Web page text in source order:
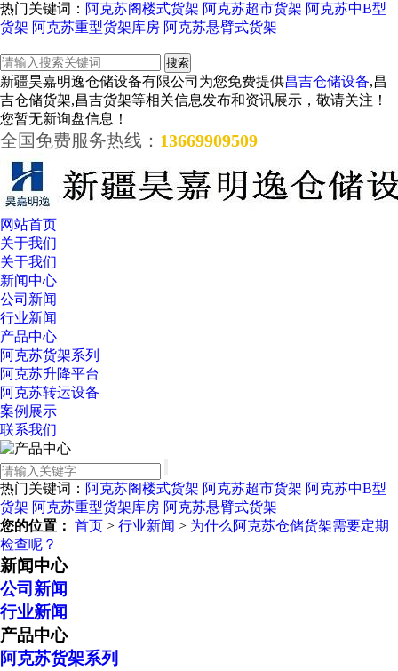
热门关键词： 阿克苏阁楼式货架 阿克苏超市货架 阿克苏中B型
货架 阿克苏重型货架库房 阿克苏悬臂式货架
新疆昊嘉明逸仓储设备有限公司为您免费提供昌吉仓储设备,昌
吉仓储货架,昌吉货架等相关信息发布和资讯展示，敬请关注！
您暂无新询盘信息！
全国免费服务热线： 13669909509
网站首页
关于我们
关于我们
新闻中心
公司新闻
行业新闻
产品中心
阿克苏货架系列
阿克苏升降平台
阿克苏转运设备
案例展示
联系我们
热门关键词： 阿克苏阁楼式货架 阿克苏超市货架 阿克苏中B型
货架 阿克苏重型货架库房 阿克苏悬臂式货架
您的位置： 首页 > 行业新闻 > 为什么阿克苏仓储货架需要定期
检查呢？
新闻中心
公司新闻
行业新闻
产品中心
阿克苏货架系列